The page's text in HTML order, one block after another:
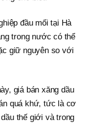
đầu mối tại Hà
trong nước có thể
giữ nguyên so với
giá bán xăng dầu
quá khứ, tức là cơ
thế giới và trong